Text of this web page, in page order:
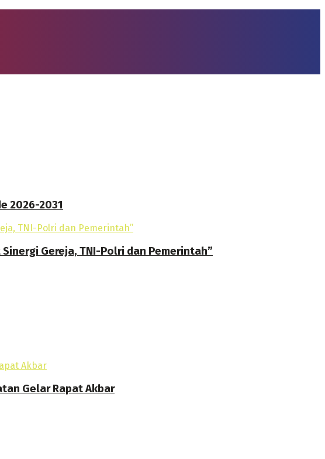
2026-2031
Gereja, TNI-Polri dan Pemerintah”
Gelar Rapat Akbar